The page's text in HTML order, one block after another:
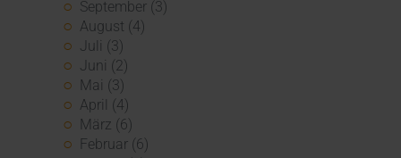
September (3)
August (4)
Juli (3)
Juni (2)
Mai (3)
April (4)
März (6)
Februar (6)